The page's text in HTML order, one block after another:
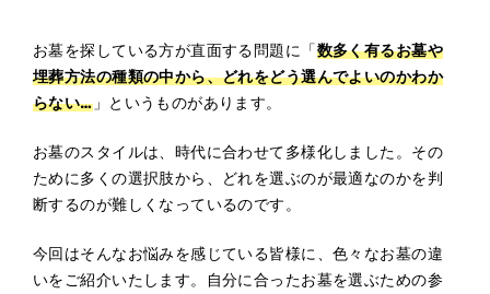
お墓を探している方が直面する問題に「数多く有るお墓や
埋葬方法の種類の中から、どれをどう選んでよいのかわか
らない…」というものがあります。
お墓のスタイルは、時代に合わせて多様化しました。その
ために多くの選択肢から、どれを選ぶのが最適なのかを判
断するのが難しくなっているのです。
今回はそんなお悩みを感じている皆様に、色々なお墓の違
いをご紹介いたします。自分に合ったお墓を選ぶための参